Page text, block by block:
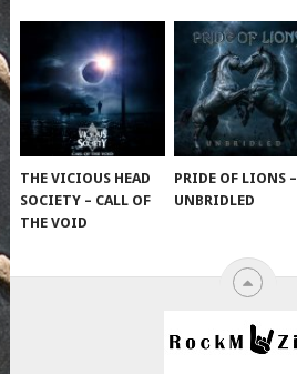
THE VICIOUS HEAD
SOCIETY – CALL OF
THE VOID
PRIDE OF LIONS –
UNBRIDLED